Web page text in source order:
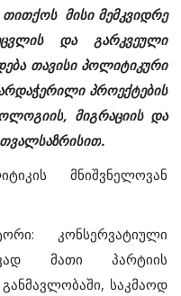
თითქოს მისი მემკვიდრე
და
გარკვეული
თავისი პოლიტიკური
პროექტების
, მიგრაციის და
თვალსაზრისით.
მნიშვნელოვან
: კონსერვატიული
მათი
პარტიის
განმავლობაში, საკმაოდ